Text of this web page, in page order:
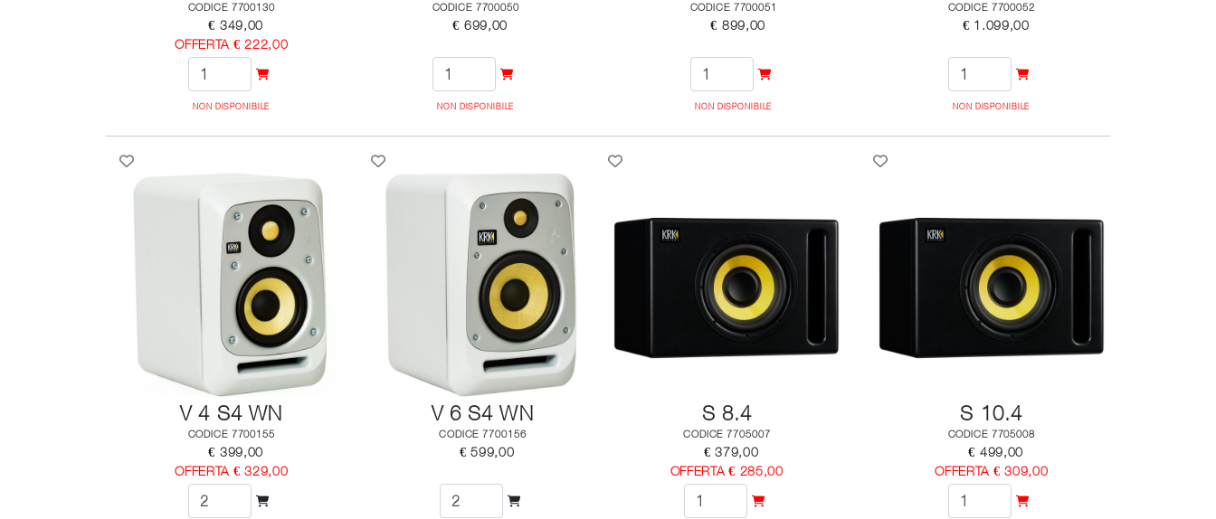
CODICE 7700130
€ 349,00
OFFERTA € 222,00
NON DISPONIBILE
CODICE 7700050
€ 699,00
NON DISPONIBILE
CODICE 7700051
€ 899,00
NON DISPONIBILE
CODICE 7700052
€ 1.099,00
NON DISPONIBILE
V 4 S4 WN
CODICE 7700155
€ 399,00
OFFERTA € 329,00
V 6 S4 WN
CODICE 7700156
€ 599,00
S 8.4
CODICE 7705007
€ 379,00
OFFERTA € 285,00
S 10.4
CODICE 7705008
€ 499,00
OFFERTA € 309,00